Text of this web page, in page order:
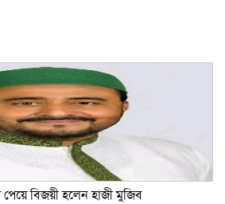
বিজয়ী হলেন হাজী মুজিব